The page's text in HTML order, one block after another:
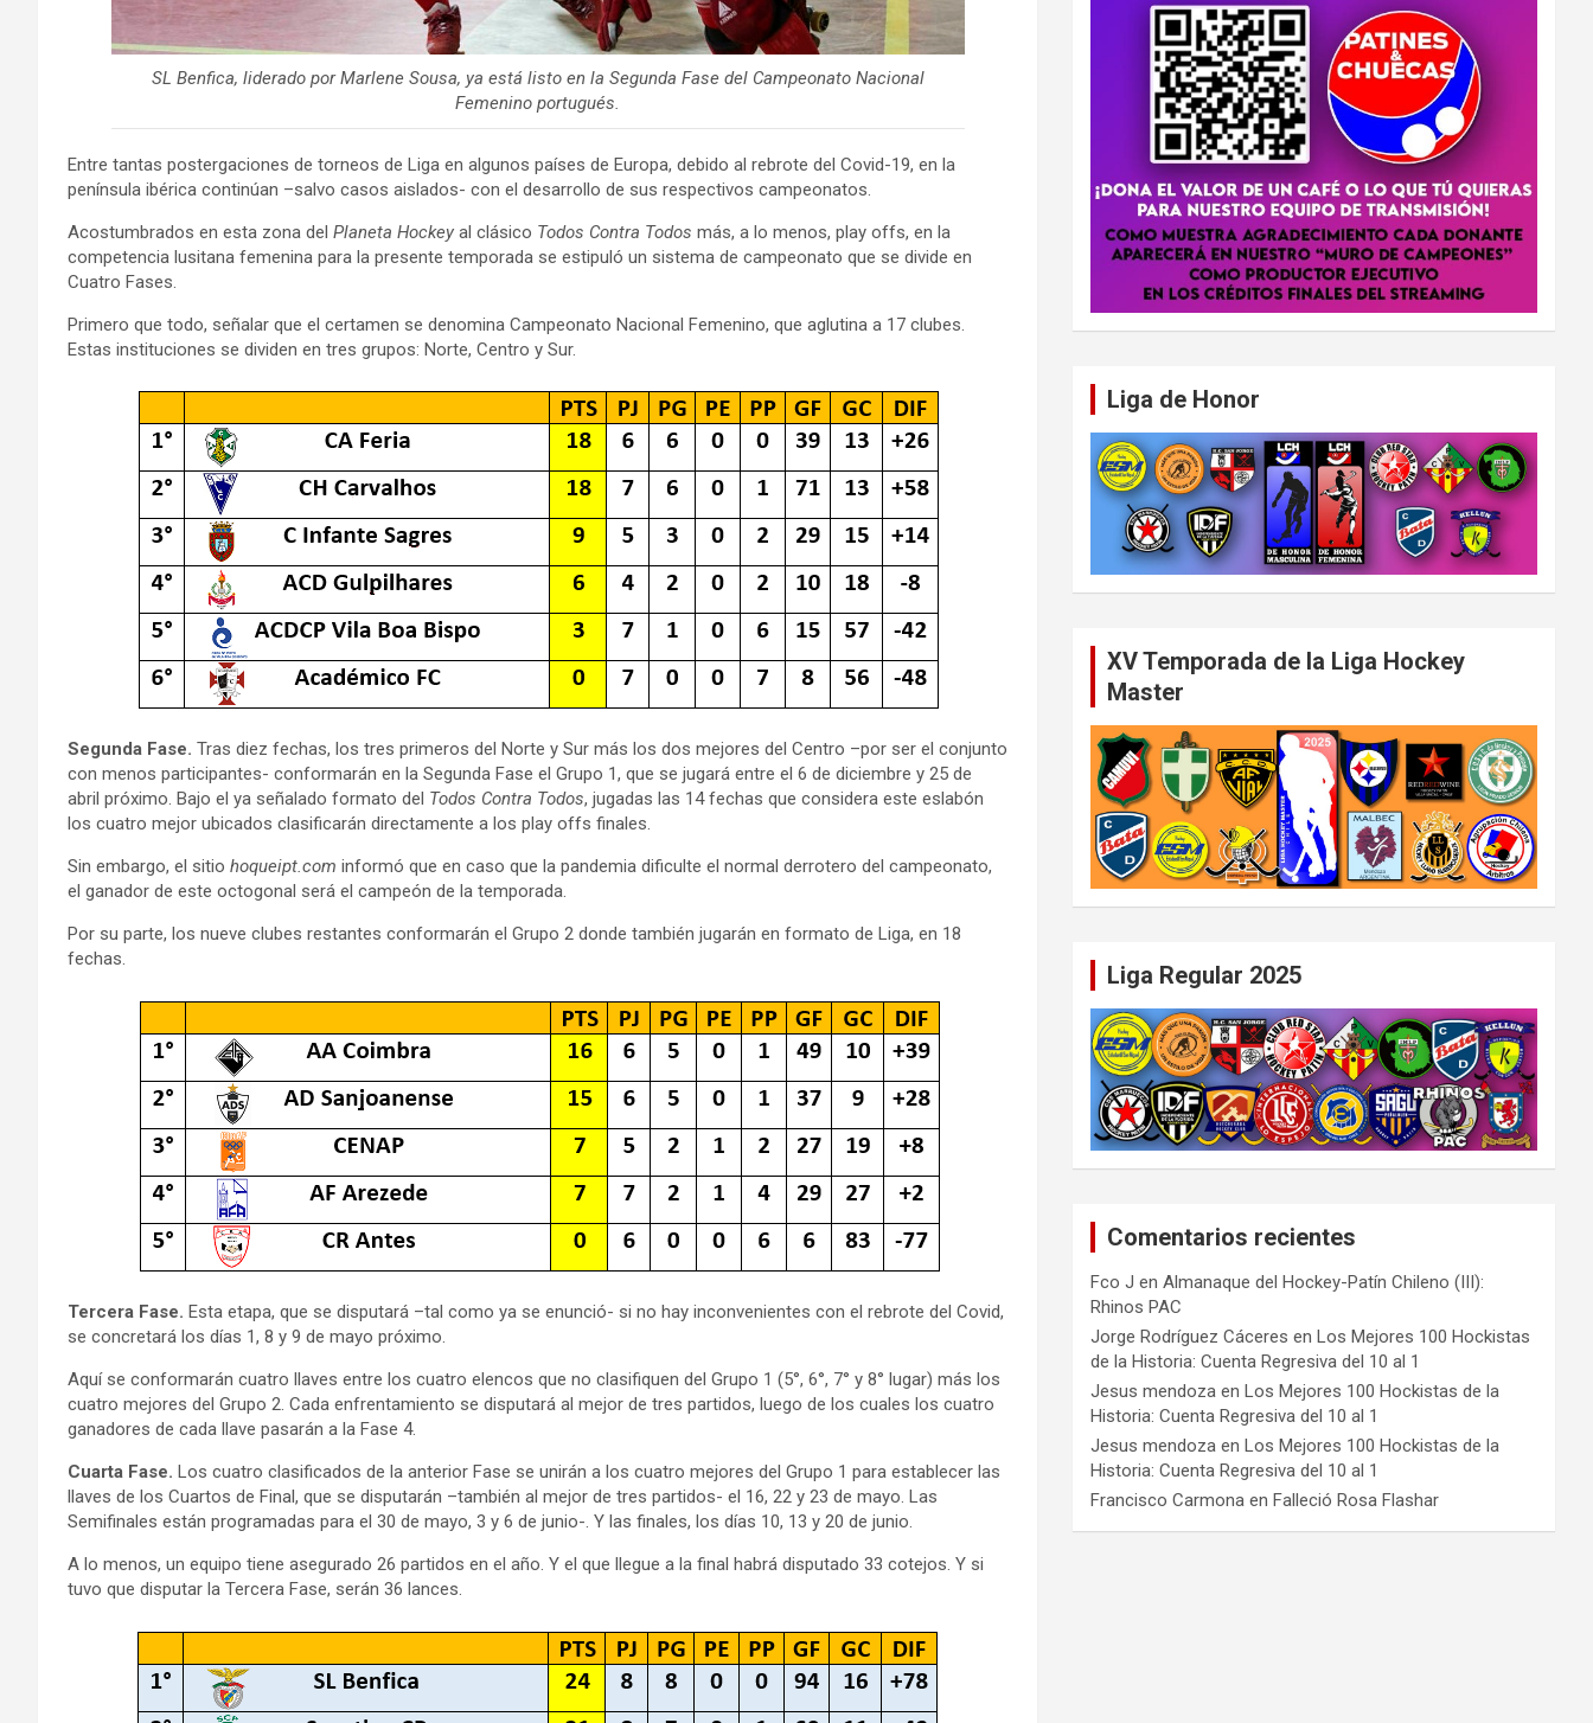
SL Benfica, liderado por Marlene Sousa, ya está listo en la Segunda Fase del Campeonato Nacional
Femenino portugués.
Entre tantas postergaciones de torneos de Liga en algunos países de Europa, debido al rebrote del Covid-19, en la
península ibérica continúan –salvo casos aislados- con el desarrollo de sus respectivos campeonatos.
Acostumbrados en esta zona del Planeta Hockey al clásico Todos Contra Todos más, a lo menos, play offs, en la
competencia lusitana femenina para la presente temporada se estipuló un sistema de campeonato que se divide en
Cuatro Fases.
Primero que todo, señalar que el certamen se denomina Campeonato Nacional Femenino, que aglutina a 17 clubes.
Estas instituciones se dividen en tres grupos: Norte, Centro y Sur.
Segunda Fase. Tras diez fechas, los tres primeros del Norte y Sur más los dos mejores del Centro –por ser el conjunto
con menos participantes- conformarán en la Segunda Fase el Grupo 1, que se jugará entre el 6 de diciembre y 25 de
abril próximo. Bajo el ya señalado formato del Todos Contra Todos, jugadas las 14 fechas que considera este eslabón
los cuatro mejor ubicados clasificarán directamente a los play offs finales.
Sin embargo, el sitio hoqueipt.com informó que en caso que la pandemia dificulte el normal derrotero del campeonato,
el ganador de este octogonal será el campeón de la temporada.
Por su parte, los nueve clubes restantes conformarán el Grupo 2 donde también jugarán en formato de Liga, en 18
fechas.
Tercera Fase. Esta etapa, que se disputará –tal como ya se enunció- si no hay inconvenientes con el rebrote del Covid,
se concretará los días 1, 8 y 9 de mayo próximo.
Aquí se conformarán cuatro llaves entre los cuatro elencos que no clasifiquen del Grupo 1 (5°, 6°, 7° y 8° lugar) más los
cuatro mejores del Grupo 2. Cada enfrentamiento se disputará al mejor de tres partidos, luego de los cuales los cuatro
ganadores de cada llave pasarán a la Fase 4.
Cuarta Fase. Los cuatro clasificados de la anterior Fase se unirán a los cuatro mejores del Grupo 1 para establecer las
llaves de los Cuartos de Final, que se disputarán –también al mejor de tres partidos- el 16, 22 y 23 de mayo. Las
Semifinales están programadas para el 30 de mayo, 3 y 6 de junio-. Y las finales, los días 10, 13 y 20 de junio.
A lo menos, un equipo tiene asegurado 26 partidos en el año. Y el que llegue a la final habrá disputado 33 cotejos. Y si
tuvo que disputar la Tercera Fase, serán 36 lances.
Liga de Honor
XV Temporada de la Liga Hockey
Master
Liga Regular 2025
Comentarios recientes
Fco J enAlmanaque del Hockey-Patín Chileno (III):
Rhinos PAC
Jorge Rodríguez Cáceres enLos Mejores 100 Hockistas
de la Historia: Cuenta Regresiva del 10 al 1
Jesus mendoza enLos Mejores 100 Hockistas de la
Historia: Cuenta Regresiva del 10 al 1
Jesus mendoza enLos Mejores 100 Hockistas de la
Historia: Cuenta Regresiva del 10 al 1
Francisco Carmona enFalleció Rosa Flashar